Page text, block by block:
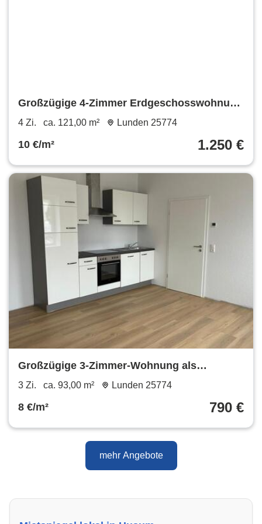
Großzügige 4-Zimmer Erdgeschosswohnung
mit Garten & Stellplatz
4 Zi. ca. 121,00 m² Lunden 25774
10 €/m² 1.250 €
Großzügige 3-Zimmer-Wohnung als
Erstbezug
3 Zi. ca. 93,00 m² Lunden 25774
8 €/m² 790 €
mehr Angebote